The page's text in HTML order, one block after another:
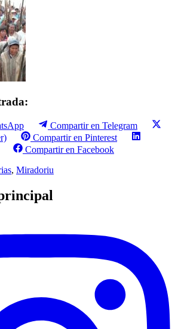
Compartir en Telegram
Compartir en Pinterest
Compartir en Facebook
, Miradoriu